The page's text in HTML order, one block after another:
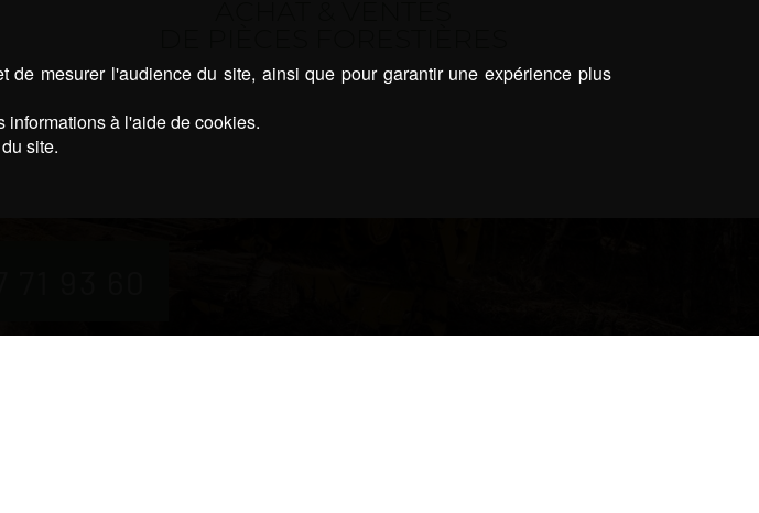
mesurer l'audience du site, ainsi que pour garantir une expérience plus
à l'aide de cookies.
site.